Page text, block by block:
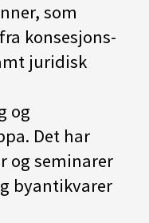
som
konsesjons-
juridisk
og
Det har
og seminarer
byantikvarer